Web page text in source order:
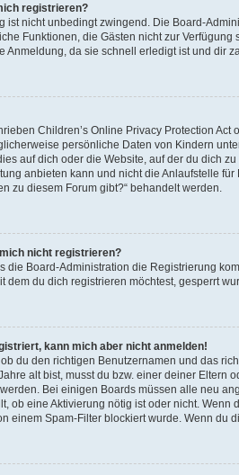
registrieren?
ist nicht unbedingt zwingend. Die Board-
Funktionen, die Gästen nicht zur
Anmeldung, da sie schnell erledigt ist und dir
Children’s Online Privacy Protection
persönliche Daten von Kindern
auf dich oder die Website, auf der du dich
anbieten kann und nicht die Anlaufstelle
zu diesem Forum gibt?“ behandelt werden.
nicht registrieren?
die Board-Administration die Registrierung
dem du dich registrieren möchtest, gesperrt
kann mich aber nicht anmelden!
du den richtigen Benutzernamen und das
alt bist, musst du bzw. einer deiner Eltern
Bei einigen Boards müssen alle neu
ob eine Aktivierung nötig ist oder nicht.
einem Spam-Filter blockiert wurde. Wenn du